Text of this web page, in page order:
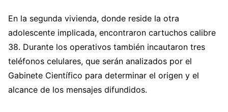
En la segunda vivienda, donde reside la otra
adolescente implicada, encontraron cartuchos calibre
38. Durante los operativos también incautaron tres
teléfonos celulares, que serán analizados por el
Gabinete Científico para determinar el origen y el
alcance de los mensajes difundidos.